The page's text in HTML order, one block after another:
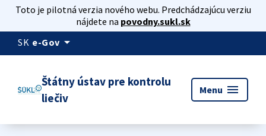
Toto je pilotná verzia nového webu. Predchádzajúcu verziu
nájdete na povodny.sukl.sk
SK e-Gov arrow_drop_down
Štátny ústav pre kontrolu
liečiv
Menu menu